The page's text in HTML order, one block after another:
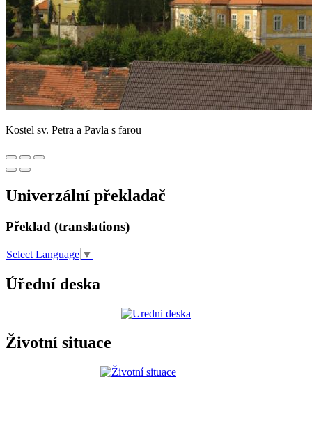
Kostel sv. Petra a Pavla s farou
Univerzální překladač
Překlad (translations)
Select Language ▼
Úřední deska
Životní situace